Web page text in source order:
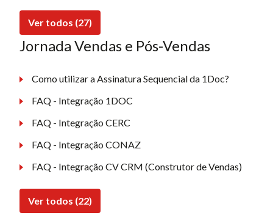
Ver todos (27)
Jornada Vendas e Pós-Vendas
Como utilizar a Assinatura Sequencial da 1Doc?
FAQ - Integração 1DOC
FAQ - Integração CERC
FAQ - Integração CONAZ
FAQ - Integração CV CRM (Construtor de Vendas)
Ver todos (22)